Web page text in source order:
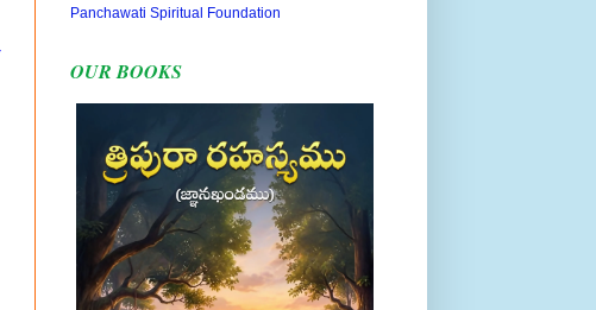
Panchawati Spiritual Foundation
OUR BOOKS